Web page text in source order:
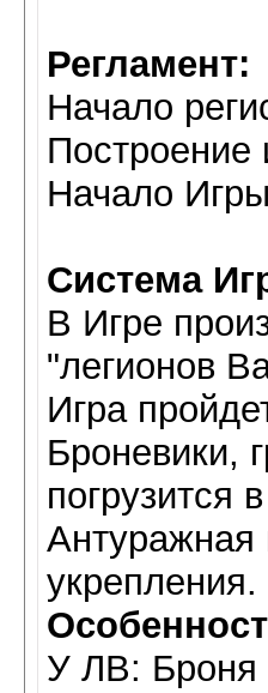
Регламент:
Начало
Построение
Начало
Система
В Игре
"легионов
Игра
Броневики,
погрузится
Антуражная
У ЛВ: